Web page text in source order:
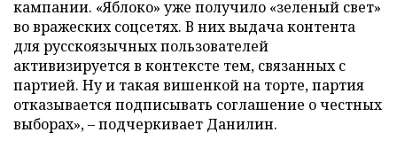
кампании. «Яблоко» уже получило «зеленый свет»
во вражеских соцсетях. В них выдача контента
для русскоязычных пользователей
активизируется в контексте тем, связанных с
партией. Ну и такая вишенкой на торте, партия
отказывается подписывать соглашение о честных
выборах», – подчеркивает Данилин.